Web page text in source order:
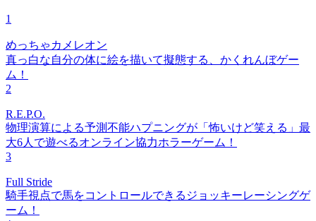
1
めっちゃカメレオン
真っ白な自分の体に絵を描いて擬態する、かくれんぼゲー
ム！
2
R.E.P.O.
物理演算による予測不能ハプニングが「怖いけど笑える」最
大6人で遊べるオンライン協力ホラーゲーム！
3
Full Stride
騎手視点で馬をコントロールできるジョッキーレーシングゲ
ーム！